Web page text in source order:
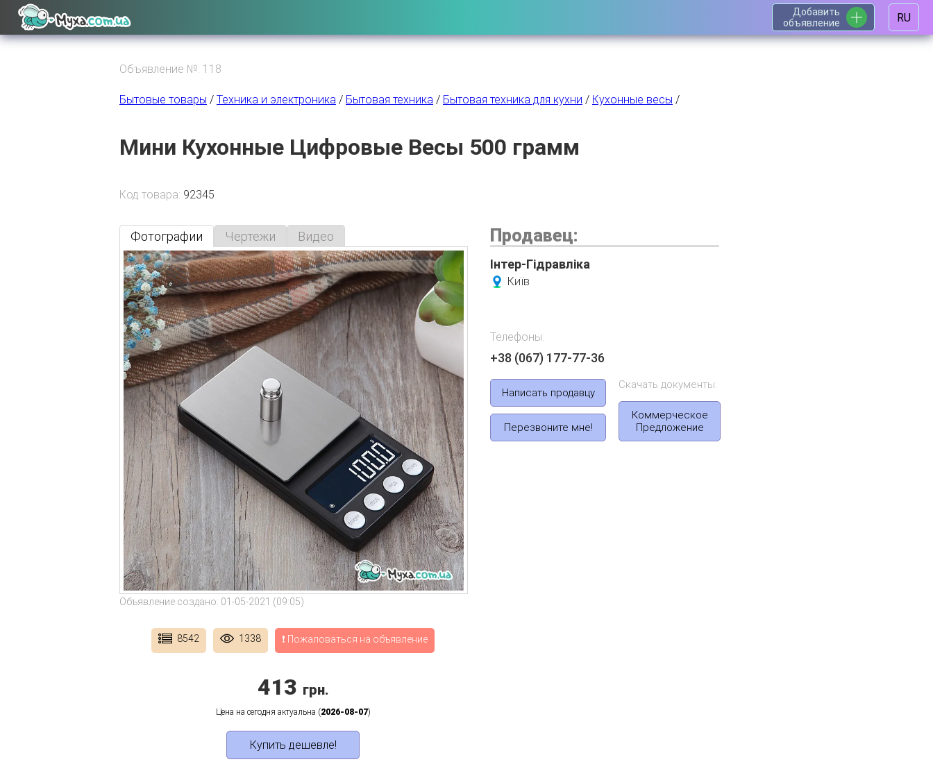
Добавить
объявление
RU
Объявление №: 118
Бытовые товары / Техника и электроника / Бытовая техника / Бытовая техника для кухни / Кухонные весы /
Мини Кухонные Цифровые Весы 500 грамм
Код товара: 92345
Фотографии Чертежи Видео
Объявление создано: 01-05-2021 (09:05)
8542 1338 ❗ Пожаловаться на объявление
413 грн.
Цена на сегодня актуальна (2026-08-07)
Купить дешевле!
Продавец:
Інтер-Гідравліка
Київ
Телефоны:
+38 (067) 177-77-36
Написать продавцу
Перезвоните мне!
Скачать документы:
Коммерческое
Предложение